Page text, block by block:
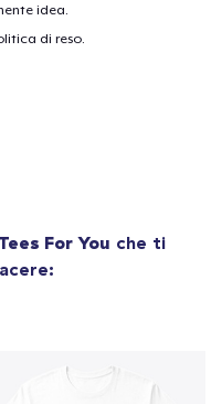
idea.
di reso.
For You che ti